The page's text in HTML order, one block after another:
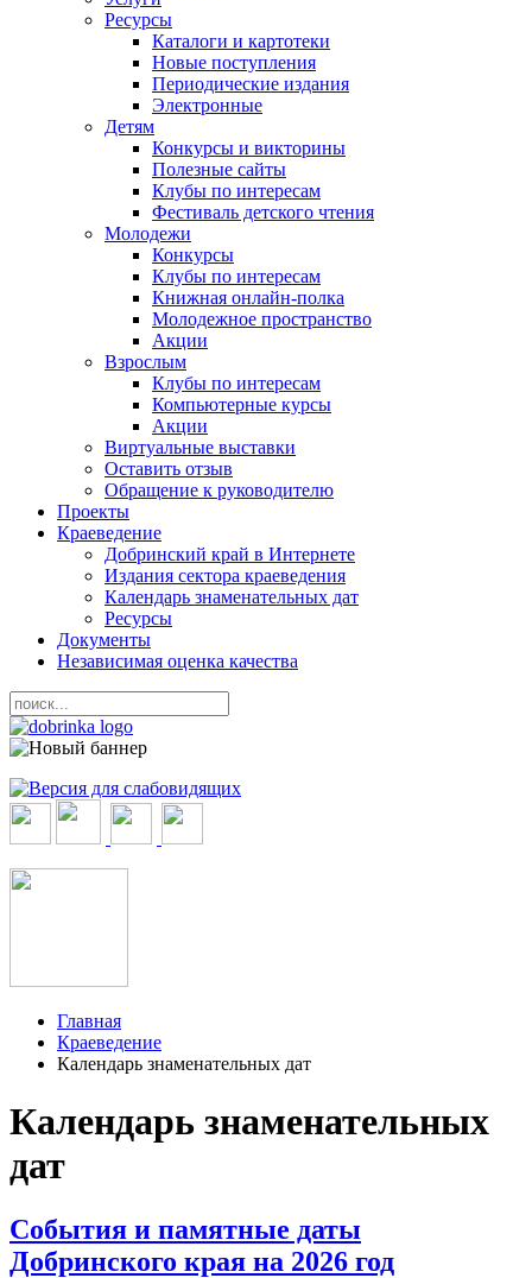
Ресурсы
Каталоги и картотеки
Новые поступления
Периодические издания
Электронные
Детям
Конкурсы и викторины
Полезные сайты
Клубы по интересам
Фестиваль детского чтения
Молодежи
Конкурсы
Клубы по интересам
Книжная онлайн-полка
Молодежное пространство
Акции
Взрослым
Клубы по интересам
Компьютерные курсы
Акции
Виртуальные выставки
Оставить отзыв
Обращение к руководителю
Проекты
Краеведение
Добринский край в Интернете
Издания сектора краеведения
Календарь знаменательных дат
Ресурсы
Документы
Независимая оценка качества
Главная
Краеведение
Календарь знаменательных дат
Календарь знаменательных
дат
События и памятные даты
Добринского края на 2026 год